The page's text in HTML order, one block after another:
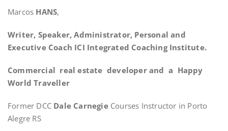
Marcos HANS,
Writer, Speaker, Administrator, Personal and
Executive Coach ICI Integrated Coaching Institute.
Commercial real estate developer and a Happy
World Traveller
Former DCC Dale CarnegieCourses Instructor in Porto
Alegre RS